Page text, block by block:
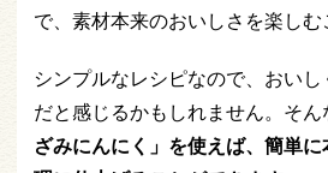
で、素材本来のおいしさを楽しむ
シンプルなレシピなので、おい
だと感じるかもしれません。そん
ざみにんにく」を使えば、簡単